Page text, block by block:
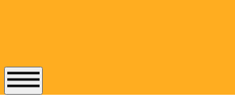
Abonnieren Sie den